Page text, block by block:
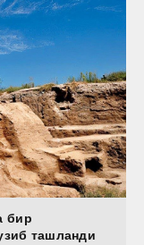
бир
ташланди